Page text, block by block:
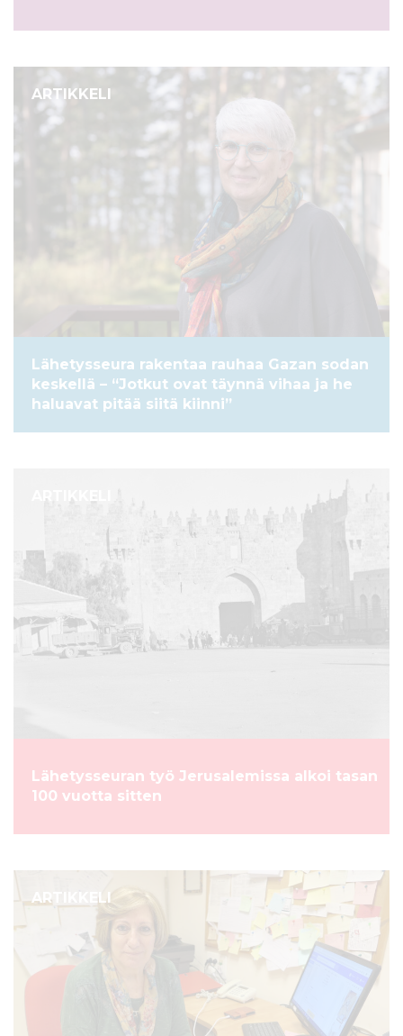
ARTIKKELI
Lähetysseura rakentaa rauhaa Gazan sodan
keskellä – “Jotkut ovat täynnä vihaa ja he
haluavat pitää siitä kiinni”
ARTIKKELI
Lähetysseuran työ Jerusalemissa alkoi tasan
100 vuotta sitten
ARTIKKELI